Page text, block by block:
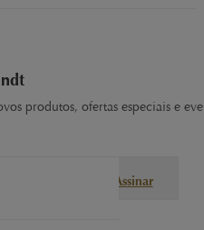
produtos, ofertas especiais e
Assinar